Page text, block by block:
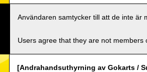
Användaren samtycker till att de inte är
Users agree that they are not members
[Andrahandsuthyrning av Gokarts /